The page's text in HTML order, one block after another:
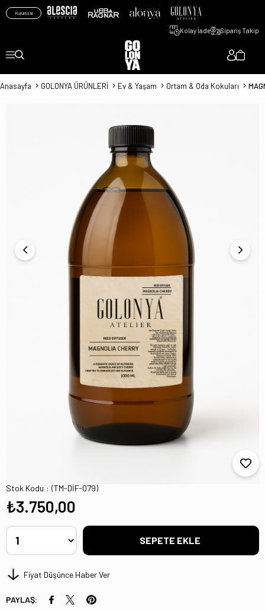
Kurumsal
Kolay İade Sipariş Takip
Anasayfa GOLONYA ÜRÜNLERİ Ev & Yaşam Ortam & Oda Kokuları
Stok Kodu (TM-DİF-079)
₺3.750,00
Fiyat Düşünce Haber Ver
PAYLAŞ: